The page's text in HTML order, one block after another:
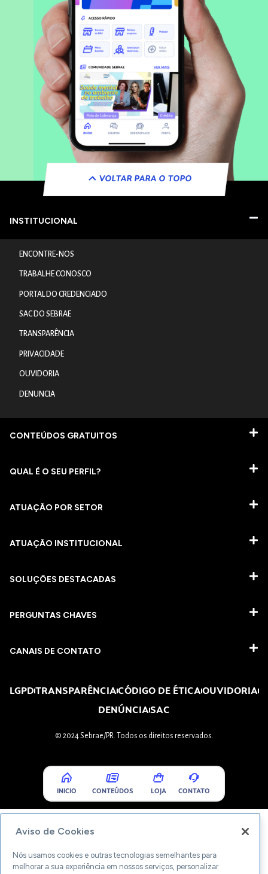
VOLTAR PARA O TOPO
INSTITUCIONAL
ENCONTRE-NOS
TRABALHE CONOSCO
PORTAL DO CREDENCIADO
SAC DO SEBRAE
TRANSPARÊNCIA
PRIVACIDADE
OUVIDORIA
DENUNCIA
CONTEÚDOS GRATUITOS
QUAL É O SEU PERFIL?
ATUAÇÃO POR SETOR
ATUAÇÃO INSTITUCIONAL
SOLUÇÕES DESTACADAS
PERGUNTAS CHAVES​
CANAIS DE CONTATO
LGPDTRANSPARÊNCIACÓDIGO DE ÉTICAOUVIDORIA
DENÚNCIASAC
© 2024 Sebrae/PR. Todos os direitos reservados.
INICIO CONTEÚDOS LOJA CONTATO
Aviso de Cookies
Nós usamos cookies e outras tecnologias semelhantes para
melhorar a sua experiência em nossos serviços, personalizar